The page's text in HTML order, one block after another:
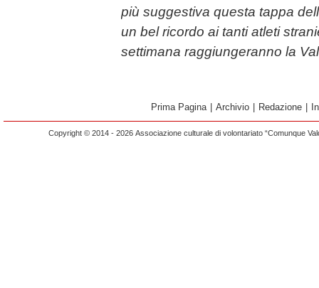
più suggestiva questa tappa
un bel ricordo ai tanti atleti
settimana raggiungeranno la
Prima Pagina Archivio Redazione
Copyright © 2014 - 2026 Associazione culturale di volontariato “Comunque